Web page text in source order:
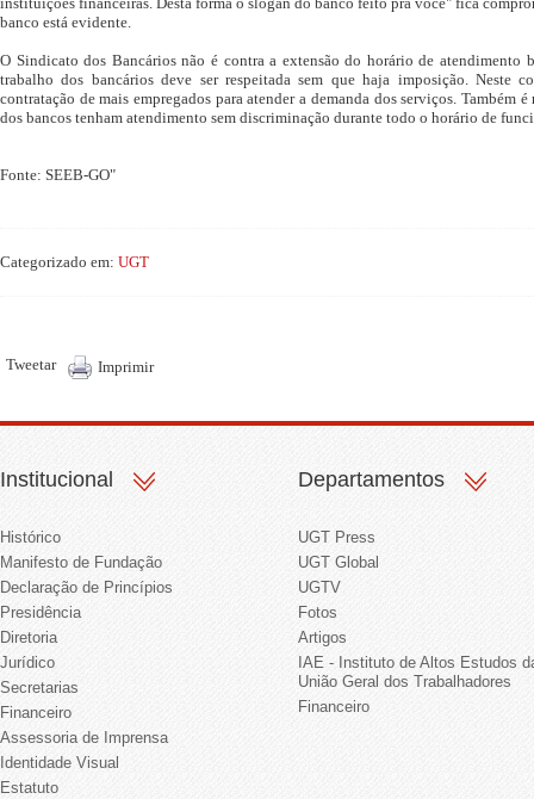
banco está evidente.
O Sindicato dos Bancários não é contra a extensão do horário de atendimento
trabalho dos bancários deve ser respeitada sem que haja imposição. Neste
contratação de mais empregados para atender a demanda dos serviços. Também
dos bancos tenham atendimento sem discriminação durante todo o horário de
Fonte: SEEB-GO"
Categorizado em: UGT
Tweetar Imprimir
Institucional
Histórico
Manifesto de Fundação
Declaração de Princípios
Presidência
Diretoria
Jurídico
Secretarias
Financeiro
Assessoria de Imprensa
Identidade Visual
Estatuto
Departamentos
UGT Press
UGT Global
UGTV
Fotos
Artigos
IAE - Instituto de Altos Estudos
União Geral dos Trabalhadores
Financeiro